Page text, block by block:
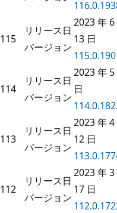
115
リリース日
バージョン
2023 年 6
13 日
114
リリース日
バージョン
2023 年 5
日
113
リリース日
バージョン
2023 年 4
12 日
112
リリース日
バージョン
2023 年 3
17 日